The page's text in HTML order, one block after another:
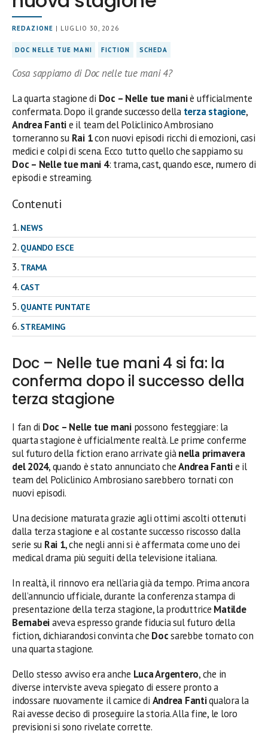
REDAZIONE | LUGLIO 30, 2026
DOC NELLE TUE MANI FICTION SCHEDA
Cosa sappiamo di Doc nelle tue mani 4?
La quarta stagione di Doc – Nelle tue maniè ufficialmente
confermata. Dopo il grande successo della terza stagione,
Andrea Fantie il team del Policlinico Ambrosiano
torneranno su Rai 1con nuovi episodi ricchi di emozioni, casi
medici e colpi di scena. Ecco tutto quello che sappiamo su
Doc – Nelle tue mani 4: trama, cast, quando esce, numero di
episodi e streaming.
Contenuti
NEWS
QUANDO ESCE
TRAMA
CAST
QUANTE PUNTATE
STREAMING
Doc – Nelle tue mani 4 si fa: la
conferma dopo il successo della
terza stagione
I fan di Doc – Nelle tue manipossono festeggiare: la
quarta stagione è ufficialmente realtà. Le prime conferme
sul futuro della fiction erano arrivate giànella primavera
del 2024, quando è stato annunciato cheAndrea Fantie il
team del Policlinico Ambrosiano sarebbero tornati con
nuovi episodi.
Una decisione maturata grazie agli ottimi ascolti ottenuti
dalla terza stagione e al costante successo riscosso dalla
serie su Rai 1, che negli anni si è affermata come uno dei
medical drama più seguiti della televisione italiana.
In realtà, il rinnovo era nell’aria già da tempo. Prima ancora
dell’annuncio ufficiale, durante la conferenza stampa di
presentazione della terza stagione, la produttrice Matilde
Bernabeiaveva espresso grande fiducia sul futuro della
fiction, dichiarandosi convinta che Docsarebbe tornato con
una quarta stagione.
Dello stesso avviso era anche Luca Argentero, che in
diverse interviste aveva spiegato di essere pronto a
indossare nuovamente il camice di Andrea Fantiqualora la
Rai avesse deciso di proseguire la storia. Alla fine, le loro
previsioni si sono rivelate corrette.